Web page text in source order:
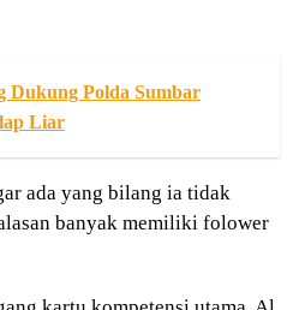
Dukung Polda Sumbar
Liar
ada yang bilang ia tidak
banyak memiliki folower